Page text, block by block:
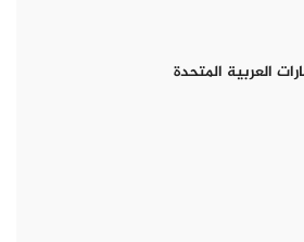
العربية المتحدة